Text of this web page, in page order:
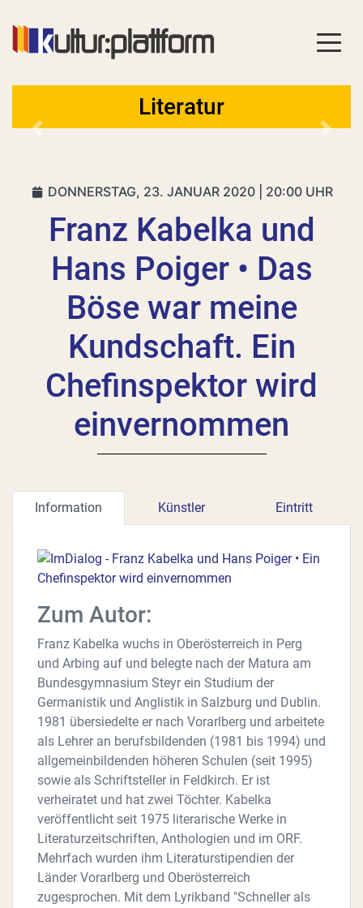
Literatur
DONNERSTAG, 23. JANUAR 2020 | 20:00 UHR
Franz Kabelka und
Hans Poiger • Das
Böse war meine
Kundschaft. Ein
Chefinspektor wird
einvernommen
Information Künstler Eintritt
Zum Autor:
Franz Kabelka wuchs in Oberösterreich in Perg
und Arbing auf und belegte nach der Matura am
Bundesgymnasium Steyr ein Studium der
Germanistik und Anglistik in Salzburg und Dublin.
1981 übersiedelte er nach Vorarlberg und arbeitete
als Lehrer an berufsbildenden (1981 bis 1994) und
allgemeinbildenden höheren Schulen (seit 1995)
sowie als Schriftsteller in Feldkirch. Er ist
verheiratet und hat zwei Töchter. Kabelka
veröffentlicht seit 1975 literarische Werke in
Literaturzeitschriften, Anthologien und im ORF.
Mehrfach wurden ihm Literaturstipendien der
Länder Vorarlberg und Oberösterreich
zugesprochen. Mit dem Lyrikband "Schneller als